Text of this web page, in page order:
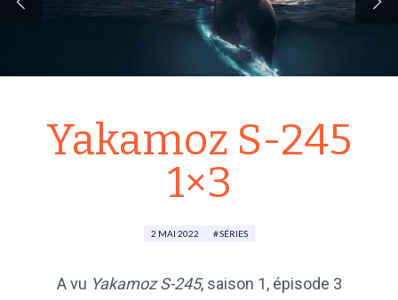
Yakamoz S-245
1×3
2 MAI 2022 SÉRIES
A vu Yakamoz S-245, saison 1, épisode 3